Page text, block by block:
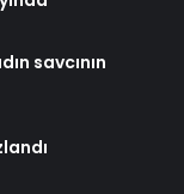
savcının